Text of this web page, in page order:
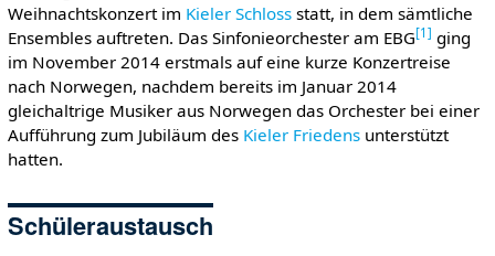
Weihnachtskonzert im Kieler Schlossstatt, in dem sämtliche
Ensembles auftreten. Das Sinfonieorchester am EBG[1 ] ging
im November 2014 erstmals auf eine kurze Konzertreise
nach Norwegen, nachdem bereits im Januar 2014
gleichaltrige Musiker aus Norwegen das Orchester bei einer
Aufführung zum Jubiläum des Kieler Friedensunterstützt
hatten.
Schüleraustausch